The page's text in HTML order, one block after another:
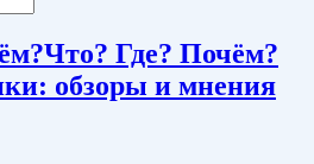
Что? Где? Почём?
обзоры и мнения